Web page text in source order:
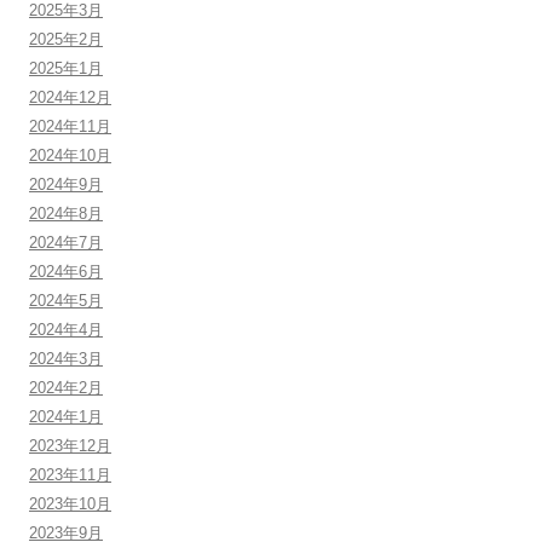
2025年3月
2025年2月
2025年1月
2024年12月
2024年11月
2024年10月
2024年9月
2024年8月
2024年7月
2024年6月
2024年5月
2024年4月
2024年3月
2024年2月
2024年1月
2023年12月
2023年11月
2023年10月
2023年9月